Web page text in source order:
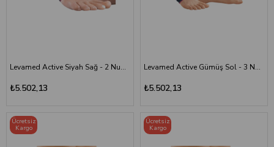
Levamed Active Siyah Sağ - 2 Numara
₺5.502,13
Levamed Active Gümüş Sol - 3 Numara
₺5.502,13
Ücretsiz
Kargo
Ücretsiz
Kargo